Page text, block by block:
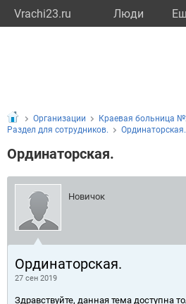
Vrachi23.ru Люди
Организации Краевая больница
Раздел для сотрудников.
Ординаторская.
Ординаторская.
Новичок
Ординаторская.
27 сен 2019
Здравствуйте, данная тема доступна